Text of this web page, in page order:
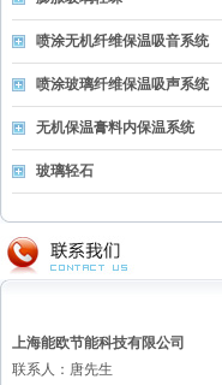
喷涂无机纤维保温吸音系统
喷涂玻璃纤维保温吸声系统
无机保温膏料内保温系统
玻璃轻石
上海能欧节能科技有限公司
联系人：唐先生